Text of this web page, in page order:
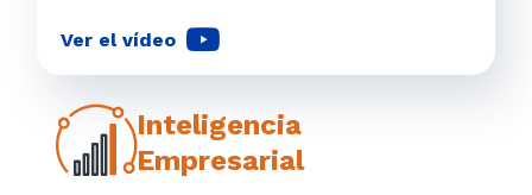
Ver el vídeo
Inteligencia
Empresarial